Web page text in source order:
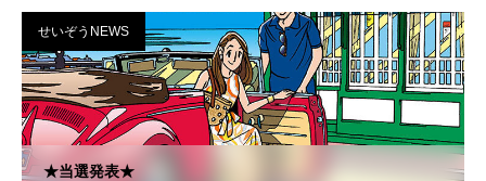
せいぞうNEWS
★当選発表★